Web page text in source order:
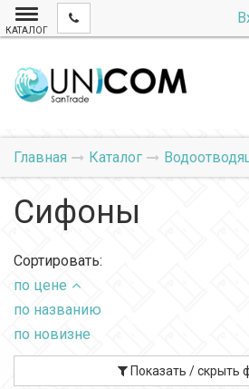
КАТАЛОГ
Главная Каталог
Сифоны
Сортировать:
по цене
по названию
по новизне
Показать / скрыть